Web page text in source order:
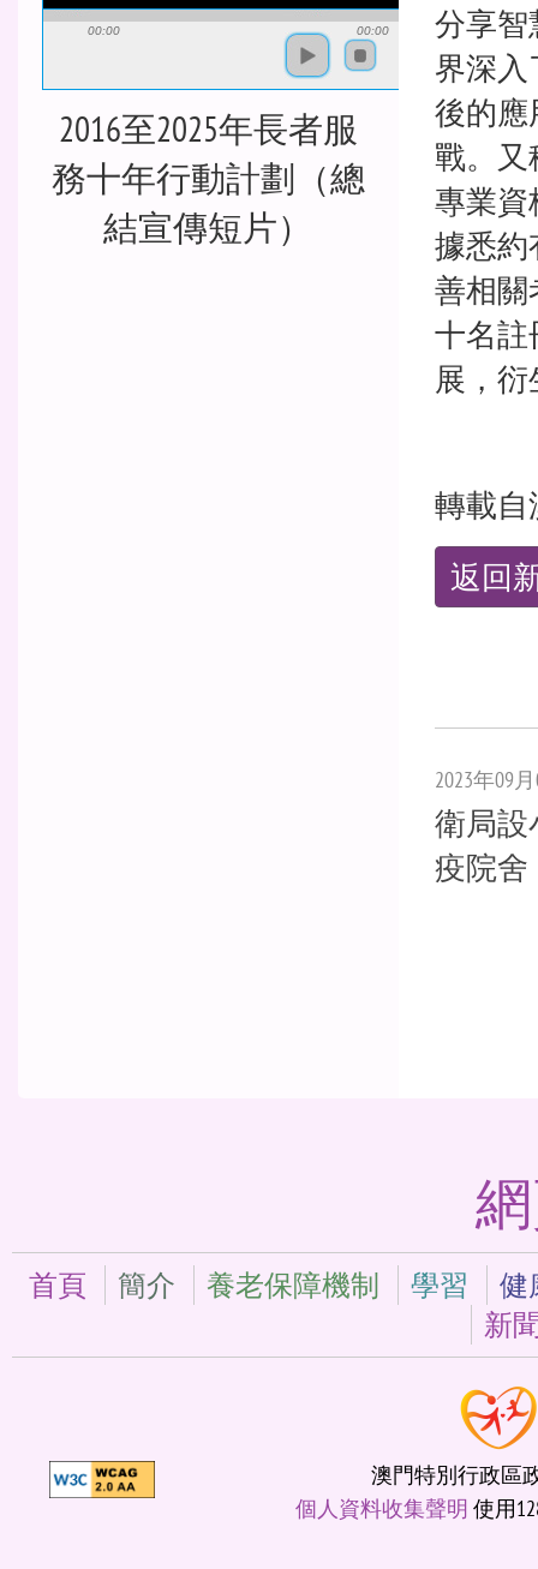
00:00 00:00
2016至2025年長者服
務十年行動計劃（總
結宣傳短片）
分享智
界深
後的應
戰。又
專業資
據悉約
善相關
十名註
展，
轉載自
返回
2023年09
衛局設
疫院舍
首頁 簡介 養老保障機制 學習
健
新
澳門特別行政區
個人資料收集聲明 使用